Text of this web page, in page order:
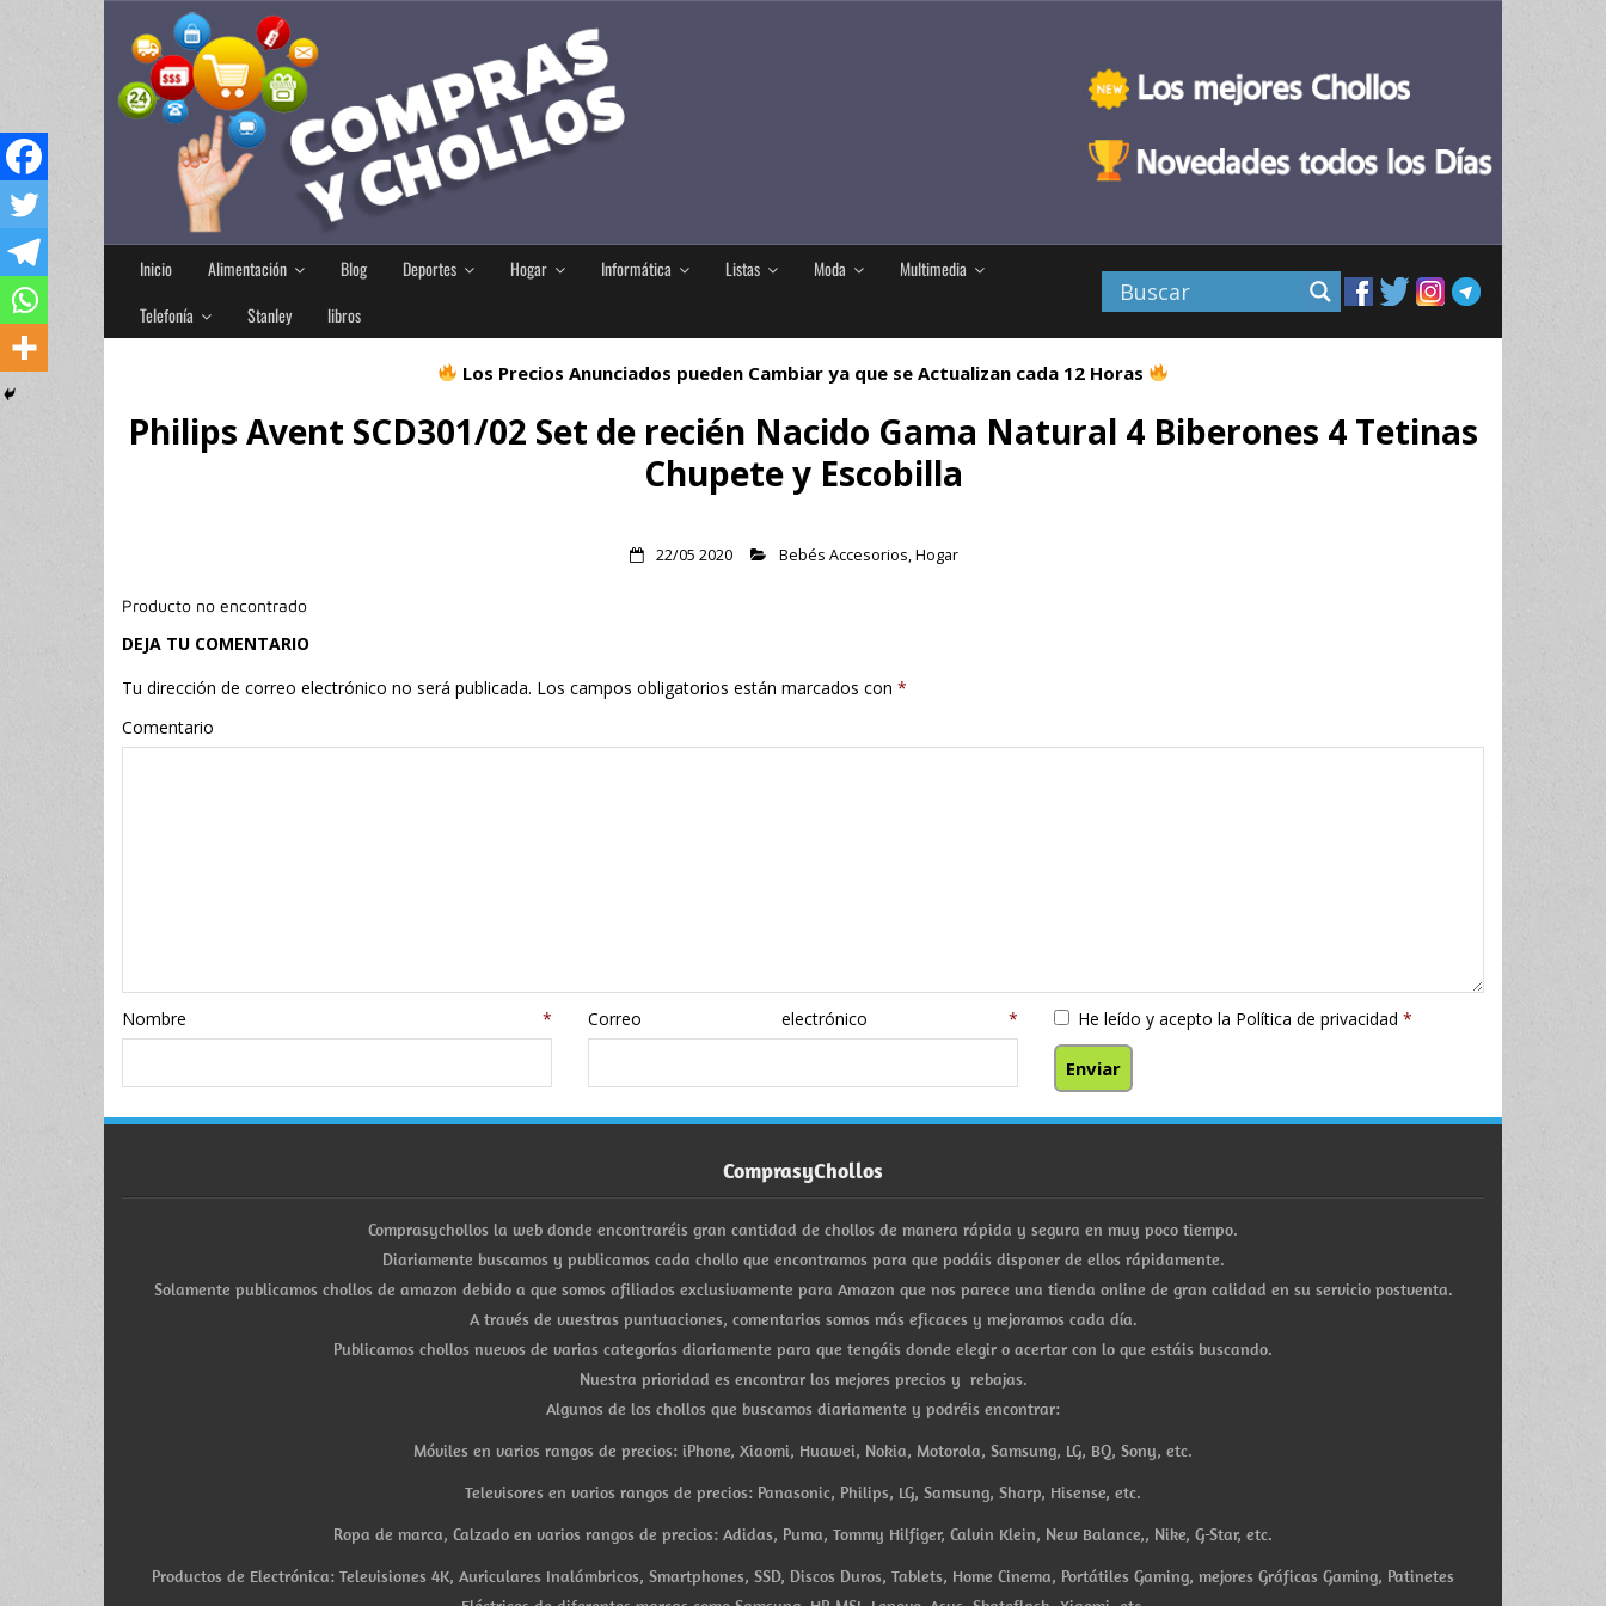
Inicio Alimentación Blog Deportes Hogar Informática Listas Moda
Multimedia
Telefonía
Stanley libros
Los Precios Anunciados pueden Cambiar ya que se Actualizan cada 12 Horas
Philips Avent SCD301/02 Set de recién Nacido Gama Natural 4 Biberones 4 Tetinas
Chupete y Escobilla
22/05 2020 Bebés Accesorios,Hogar
Producto no encontrado
DEJA TU COMENTARIO
Tu dirección de correo electrónico no será publicada. Los campos obligatorios están marcados con *
Comentario
Nombre* Correo electrónico* He leído y acepto la Política de privacidad *
ComprasyChollos
Comprasychollos la web donde encontraréis gran cantidad de chollos de manera rápida y segura en muy poco tiempo.
Diariamente buscamos y publicamos cada chollo que encontramos para que podáis disponer de ellos rápidamente.
Solamente publicamos chollos de amazon debido a que somos afiliados exclusivamente para Amazon que nos parece una tienda online de gran calidad en su servicio postventa.
A través de vuestras puntuaciones, comentarios somos más eficaces y mejoramos cada día.
Publicamos chollos nuevos de varias categorías diariamente para que tengáis donde elegir o acertar con lo que estáis buscando.
Nuestra prioridad es encontrar los mejores precios y rebajas.
Algunos de los chollos que buscamos diariamente y podréis encontrar:
Móviles en varios rangos de precios: iPhone, Xiaomi, Huawei, Nokia, Motorola, Samsung, LG, BQ, Sony, etc.
Televisores en varios rangos de precios: Panasonic, Philips, LG, Samsung, Sharp, Hisense, etc.
Ropa de marca, Calzado en varios rangos de precios: Adidas, Puma, Tommy Hilfiger, Calvin Klein, New Balance,, Nike, G-Star, etc.
Productos de Electrónica: Televisiones 4K, Auriculares Inalámbricos, Smartphones, SSD, Discos Duros, Tablets, Home Cinema, Portátiles Gaming, mejores Gráficas Gaming, Patinetes